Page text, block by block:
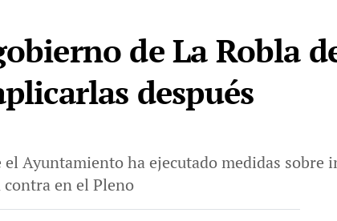
de La Robla
después
Ayuntamiento ha ejecutado medidas sobre
en el Pleno